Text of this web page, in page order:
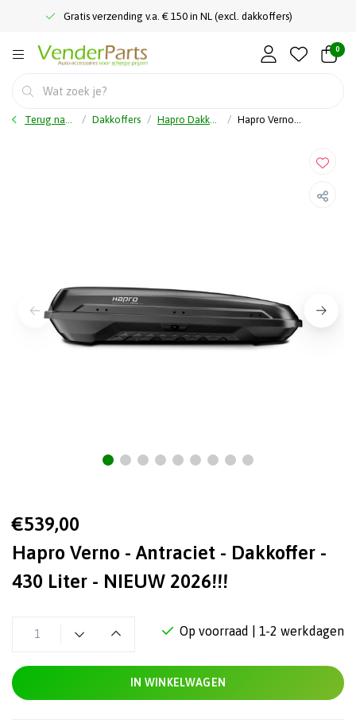
Gratis verzending v.a. € 150 in NL (excl. dakkoffers)
0
Terug naar home Dakkoffers Hapro Dakkoffer Hapro Verno - Antraciet - Dakkoffer - 430 Liter - NIEUW 2026!!!
€539,00
Hapro Verno - Antraciet - Dakkoffer -
430 Liter - NIEUW 2026!!!
Op voorraad | 1-2 werkdagen
IN WINKELWAGEN